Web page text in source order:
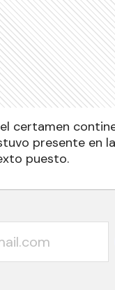
certamen
presente en
puesto.